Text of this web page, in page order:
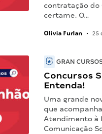
contratação do
certame. O…
Olivia Furlan • 25
GRAN
Concursos
Entenda!
Uma grande
que
Atendimento à
Comunicação